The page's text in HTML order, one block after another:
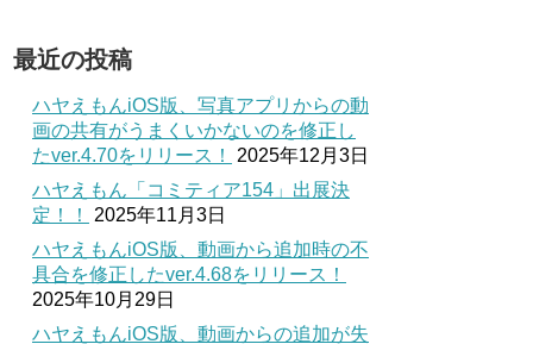
最近の投稿
ハヤえもんiOS版、写真アプリからの動
画の共有がうまくいかないのを修正し
たver.4.70をリリース！
2025年12月3日
ハヤえもん「コミティア154」出展決
定！！
2025年11月3日
ハヤえもんiOS版、動画から追加時の不
具合を修正したver.4.68をリリース！
2025年10月29日
ハヤえもんiOS版、動画からの追加が失